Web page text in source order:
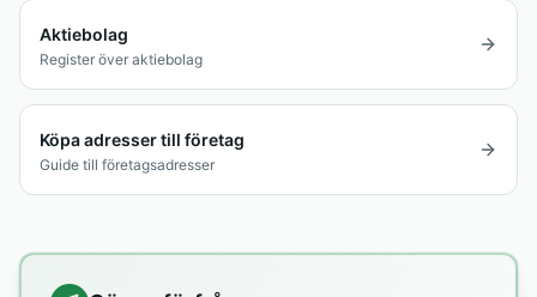
Aktiebolag
Register över aktiebolag
Köpa adresser till företag
Guide till företagsadresser